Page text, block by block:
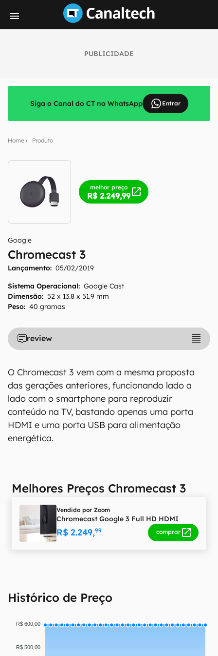
PUBLICIDADE
Siga o Canal do CT no WhatsApp Entrar
Home Produto
melhor preço
R$ 2.249,99
Google
Chromecast 3
Lançamento: 05/02/2019
Sistema Operacional: Google Cast
Dimensão: 52 x 13.8 x 51.9 mm
Peso: 40 gramas
review
O Chromecast 3 vem com a mesma proposta
das gerações anteriores, funcionando lado a
lado com o smartphone para reproduzir
conteúdo na TV, bastando apenas uma porta
HDMI e uma porta USB para alimentação
energética.
Melhores Preços Chromecast 3
Vendido por Zoom
Chromecast Google 3 Full HD HDMI
R$ 2.249,99 comprar
Histórico de Preço
R$ 600,00
R$ 500,00